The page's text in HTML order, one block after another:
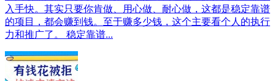
入手快。其实只要你肯做、用心做、耐心做，这都是稳定靠谱
的项目，都会赚到钱。至于赚多少钱，这个主要看个人的执行
力和推广了。 稳定靠谱...